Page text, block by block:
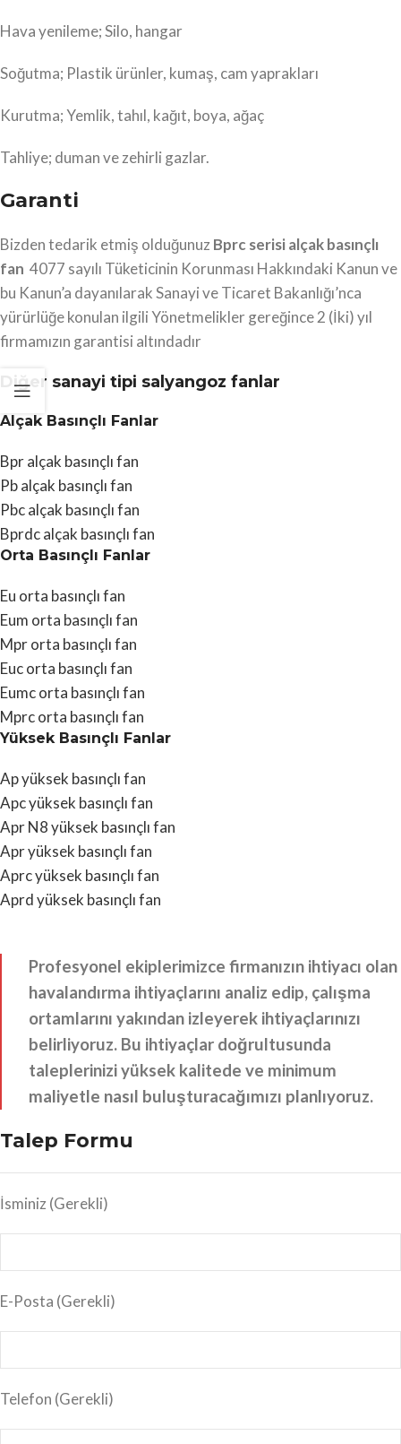
Hava yenileme; Silo, hangar
Soğutma; Plastik ürünler, kumaş, cam yaprakları
Kurutma; Yemlik, tahıl, kağıt, boya, ağaç
Tahliye; duman ve zehirli gazlar.
Garanti
Bizden tedarik etmiş olduğunuz Bprc serisi alçak basınçlı
fan 4077 sayılı Tüketicinin Korunması Hakkındaki Kanun ve
bu Kanun’a dayanılarak Sanayi ve Ticaret Bakanlığı’nca
yürürlüğe konulan ilgili Yönetmelikler gereğince 2 (İki) yıl
firmamızın garantisi altındadır
Diğer sanayi tipi salyangoz fanlar
Alçak Basınçlı Fanlar
Bpr alçak basınçlı fan
Pb alçak basınçlı fan
Pbc alçak basınçlı fan
Bprdc alçak basınçlı fan
Orta Basınçlı Fanlar
Eu orta basınçlı fan
Eum orta basınçlı fan
Mpr orta basınçlı fan
Euc orta basınçlı fan
Eumc orta basınçlı fan
Mprc orta basınçlı fan
Yüksek Basınçlı Fanlar
Ap yüksek basınçlı fan
Apc yüksek basınçlı fan
Apr N8 yüksek basınçlı fan
Apr yüksek basınçlı fan
Aprc yüksek basınçlı fan
Aprd yüksek basınçlı fan
Profesyonel ekiplerimizce firmanızın ihtiyacı olan
havalandırma ihtiyaçlarını analiz edip, çalışma
ortamlarını yakından izleyerek ihtiyaçlarınızı
belirliyoruz. Bu ihtiyaçlar doğrultusunda
taleplerinizi yüksek kalitede ve minimum
maliyetle nasıl buluşturacağımızı planlıyoruz.
Talep Formu
İsminiz (Gerekli)
E-Posta (Gerekli)
Telefon (Gerekli)